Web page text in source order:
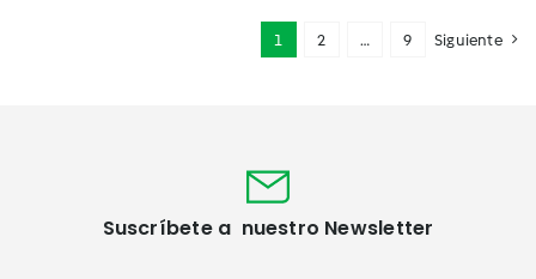
1 2 … 9 Siguiente
Suscríbete a nuestro Newsletter